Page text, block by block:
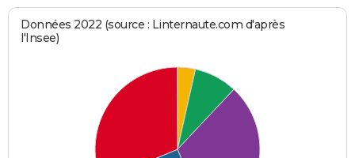
Données 2022 (source : Linternaute.com d'après
l'Insee)